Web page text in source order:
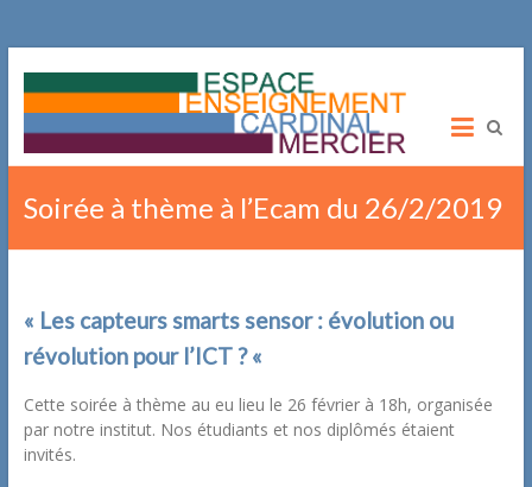
ITSCM
Technique
Cardinal
Mercier
Promotion
Soirée à thème à l’Ecam du 26/2/2019
« Les capteurs smarts sensor : évolution ou
révolution pour l’ICT ? «
Cette soirée à thème au eu lieu le 26 février à 18h, organisée
par notre institut. Nos étudiants et nos diplômés étaient
invités.